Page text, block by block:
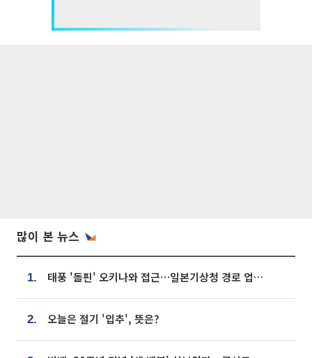
많이 본 뉴스
1. 태풍 '돌핀' 오키나와 접근…일본기상청 경로 업데이트
2. 오늘은 절기 '입추', 뜻은?